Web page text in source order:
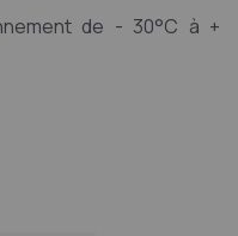
de - 30°C à +